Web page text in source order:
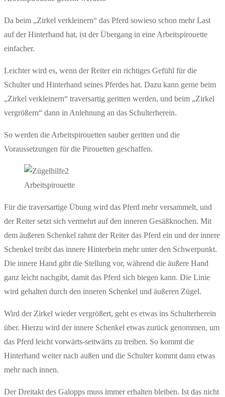
Da beim „Zirkel verkleinern“ das Pferd sowieso schon mehr Last
auf der Hinterhand hat, ist der Übergang in eine Arbeitspirouette
einfacher.
Leichter wird es, wenn der Reiter ein richtiges Gefühl für die
Schulter und Hinterhand seines Pferdes hat. Dazu kann gerne beim
„Zirkel verkleinern“ traversartig geritten werden, und beim „Zirkel
vergrößern“ dann in Anlehnung an das Schulterherein.
So werden die Arbeitspirouetten sauber geritten und die
Voraussetzungen für die Pirouetten geschaffen.
Arbeitspirouette
Für die traversartige Übung wird das Pferd mehr versammelt, und
der Reiter setzt sich vermehrt auf den inneren Gesäßknochen. Mit
dem äußeren Schenkel rahmt der Reiter das Pferd ein und der innere
Schenkel treibt das innere Hinterbein mehr unter den Schwerpunkt.
Die innere Hand gibt die Stellung vor, während die äußere Hand
ganz leicht nachgibt, damit das Pferd sich biegen kann. Die Linie
wird gehalten durch den inneren Schenkel und äußeren Zügel.
Wird der Zirkel wieder vergrößert, geht es etwas ins Schulterherein
über. Hierzu wird der innere Schenkel etwas zurück genommen, um
das Pferd leicht vorwärts-seitwärts zu treiben. So kommt die
Hinterhand weiter nach außen und die Schulter kommt dann etwas
mehr nach innen.
Der Dreitakt des Galopps muss immer erhalten bleiben. Ist das nicht